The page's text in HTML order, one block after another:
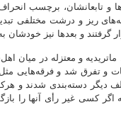
و تابعانشان، برچسب
ریز و درشت مختلفی
گرفتند و بعدها نیز
و معتزله در میان
تفرق شد و فرقه‌هایی مثل
دیگر دسته‌بندی شدند و
کسی غیر رأی آنها را